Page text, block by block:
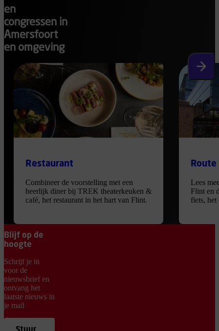
en
congressen in
Amersfoort
en omgeving
Restaurant
Combineer de voorstelling met een
heerlijk diner bij TREK theaterkeuken &
café, het restaurant in het hart van Flint.
Lees
Flint en
fiets, het
Blijf op de
hoogte
Schrijf je in
voor de
nieuwsbrief en
ontvang het
laatste nieuws in
je mail